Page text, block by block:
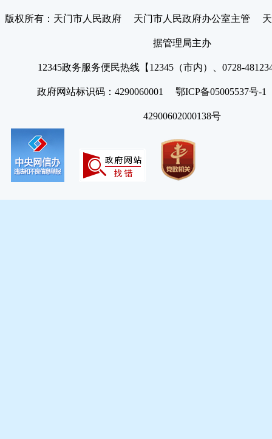
版权所有：天门市人民政府 天门市人民政府办公室主管 天
据管理局主办
12345政务服务便民热线【12345（市内）、0728-
政府网站标识码：4290060001 鄂ICP备05005537号
42900602000138号